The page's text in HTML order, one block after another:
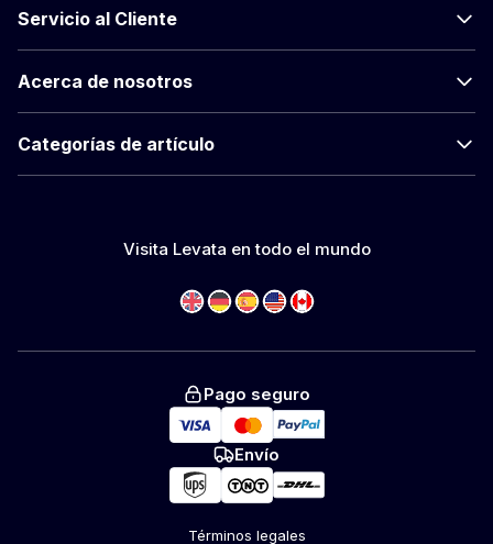
Servicio al Cliente
Acerca de nosotros
Categorías de artículo
Visita Levata en todo el mundo
Pago seguro
Envío
Términos legales